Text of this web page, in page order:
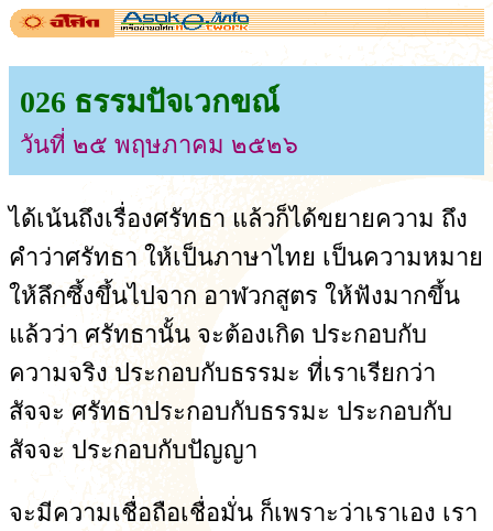
026 ธรรมปัจเวกขณ์
วันที่ ๒๕ พฤษภาคม ๒๕๒๖
ได้เน้นถึงเรื่องศรัทธา แล้วก็ได้ขยายความ ถึง
คำว่าศรัทธา ให้เป็นภาษาไทย เป็นความหมาย
ให้ลึกซึ้งขึ้นไปจาก อาฬวกสูตร ให้ฟังมากขึ้น
แล้วว่า ศรัทธานั้น จะต้องเกิด ประกอบกับ
ความจริง ประกอบกับธรรมะ ที่เราเรียกว่า
สัจจะ ศรัทธาประกอบกับธรรมะ ประกอบกับ
สัจจะ ประกอบกับปัญญา
จะมีความเชื่อถือเชื่อมั่น ก็เพราะว่าเราเอง เรา